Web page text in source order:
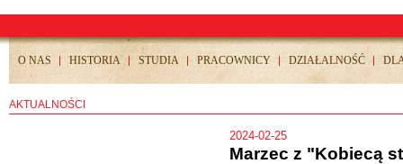
O NAS HISTORIA STUDIA PRACOWNICY DZIAŁALNOŚĆ
AKTUALNOŚCI
2024-02-25
Marzec z "Kobiecą